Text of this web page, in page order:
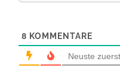
8 KOMMENTARE
Neuste zuerst